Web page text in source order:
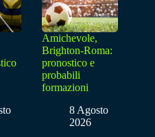
Amichevole,
Brighton-Roma:
pronostico e
probabili
formazioni
8 Agosto
2026